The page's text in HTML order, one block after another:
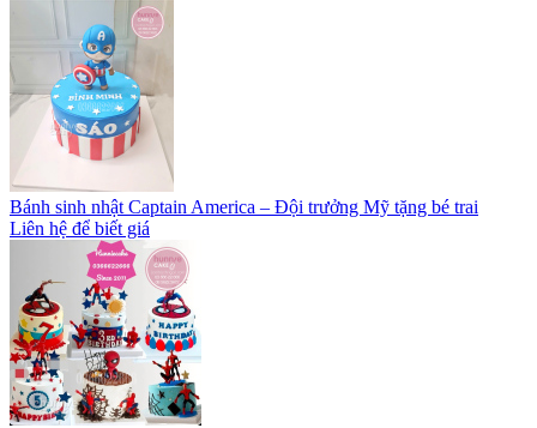
Bánh sinh nhật Captain America – Đội trưởng Mỹ tặng bé trai
Liên hệ để biết giá